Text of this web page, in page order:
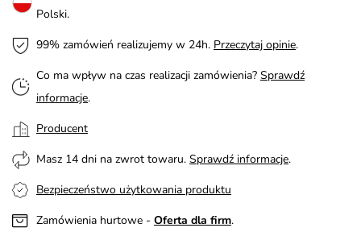
Polski.
99% zamówień realizujemy w 24h. Przeczytaj opinie.
Co ma wpływ na czas realizacji zamówienia? Sprawdź
informacje.
Producent
Masz 14 dni na zwrot towaru. Sprawdź informacje.
Bezpieczeństwo użytkowania produktu
Zamówienia hurtowe - Oferta dla firm.